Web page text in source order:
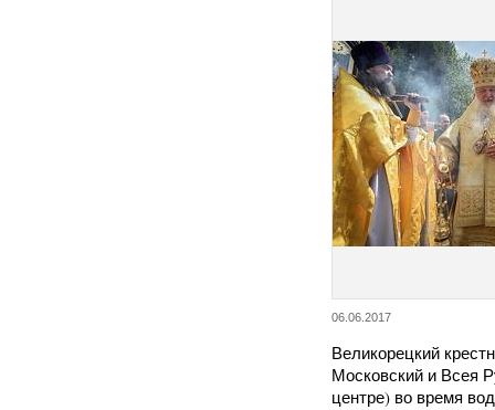
06.06.2017
Великорецкий
Московский и Всея
центре) во время